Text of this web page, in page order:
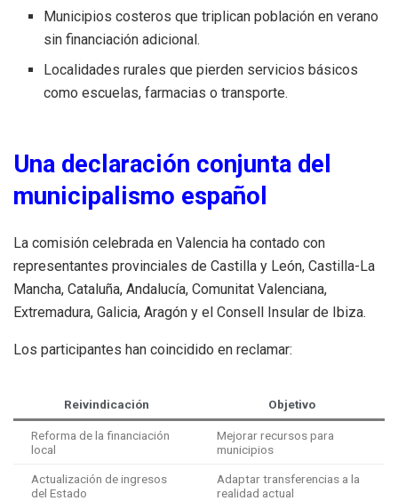
Municipios costeros que triplican población en verano
sin financiación adicional.
Localidades rurales que pierden servicios básicos
como escuelas, farmacias o transporte.
Una declaración conjunta del
municipalismo español
La comisión celebrada en Valencia ha contado con
representantes provinciales de Castilla y León, Castilla-La
Mancha, Cataluña, Andalucía, Comunitat Valenciana,
Extremadura, Galicia, Aragón y el Consell Insular de Ibiza.
Los participantes han coincidido en reclamar:
Reivindicación Objetivo
Reforma de la financiación
local
Mejorar recursos para
municipios
Actualización de ingresos
del Estado
Adaptar transferencias a la
realidad actual